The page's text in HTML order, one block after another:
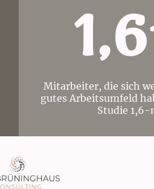
Mitarbeiter, die sich
gutes Arbeitsumfeld
Studie